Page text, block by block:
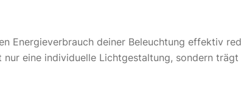
Energieverbrauch deiner Beleuchtung effektiv
eine individuelle Lichtgestaltung, sondern